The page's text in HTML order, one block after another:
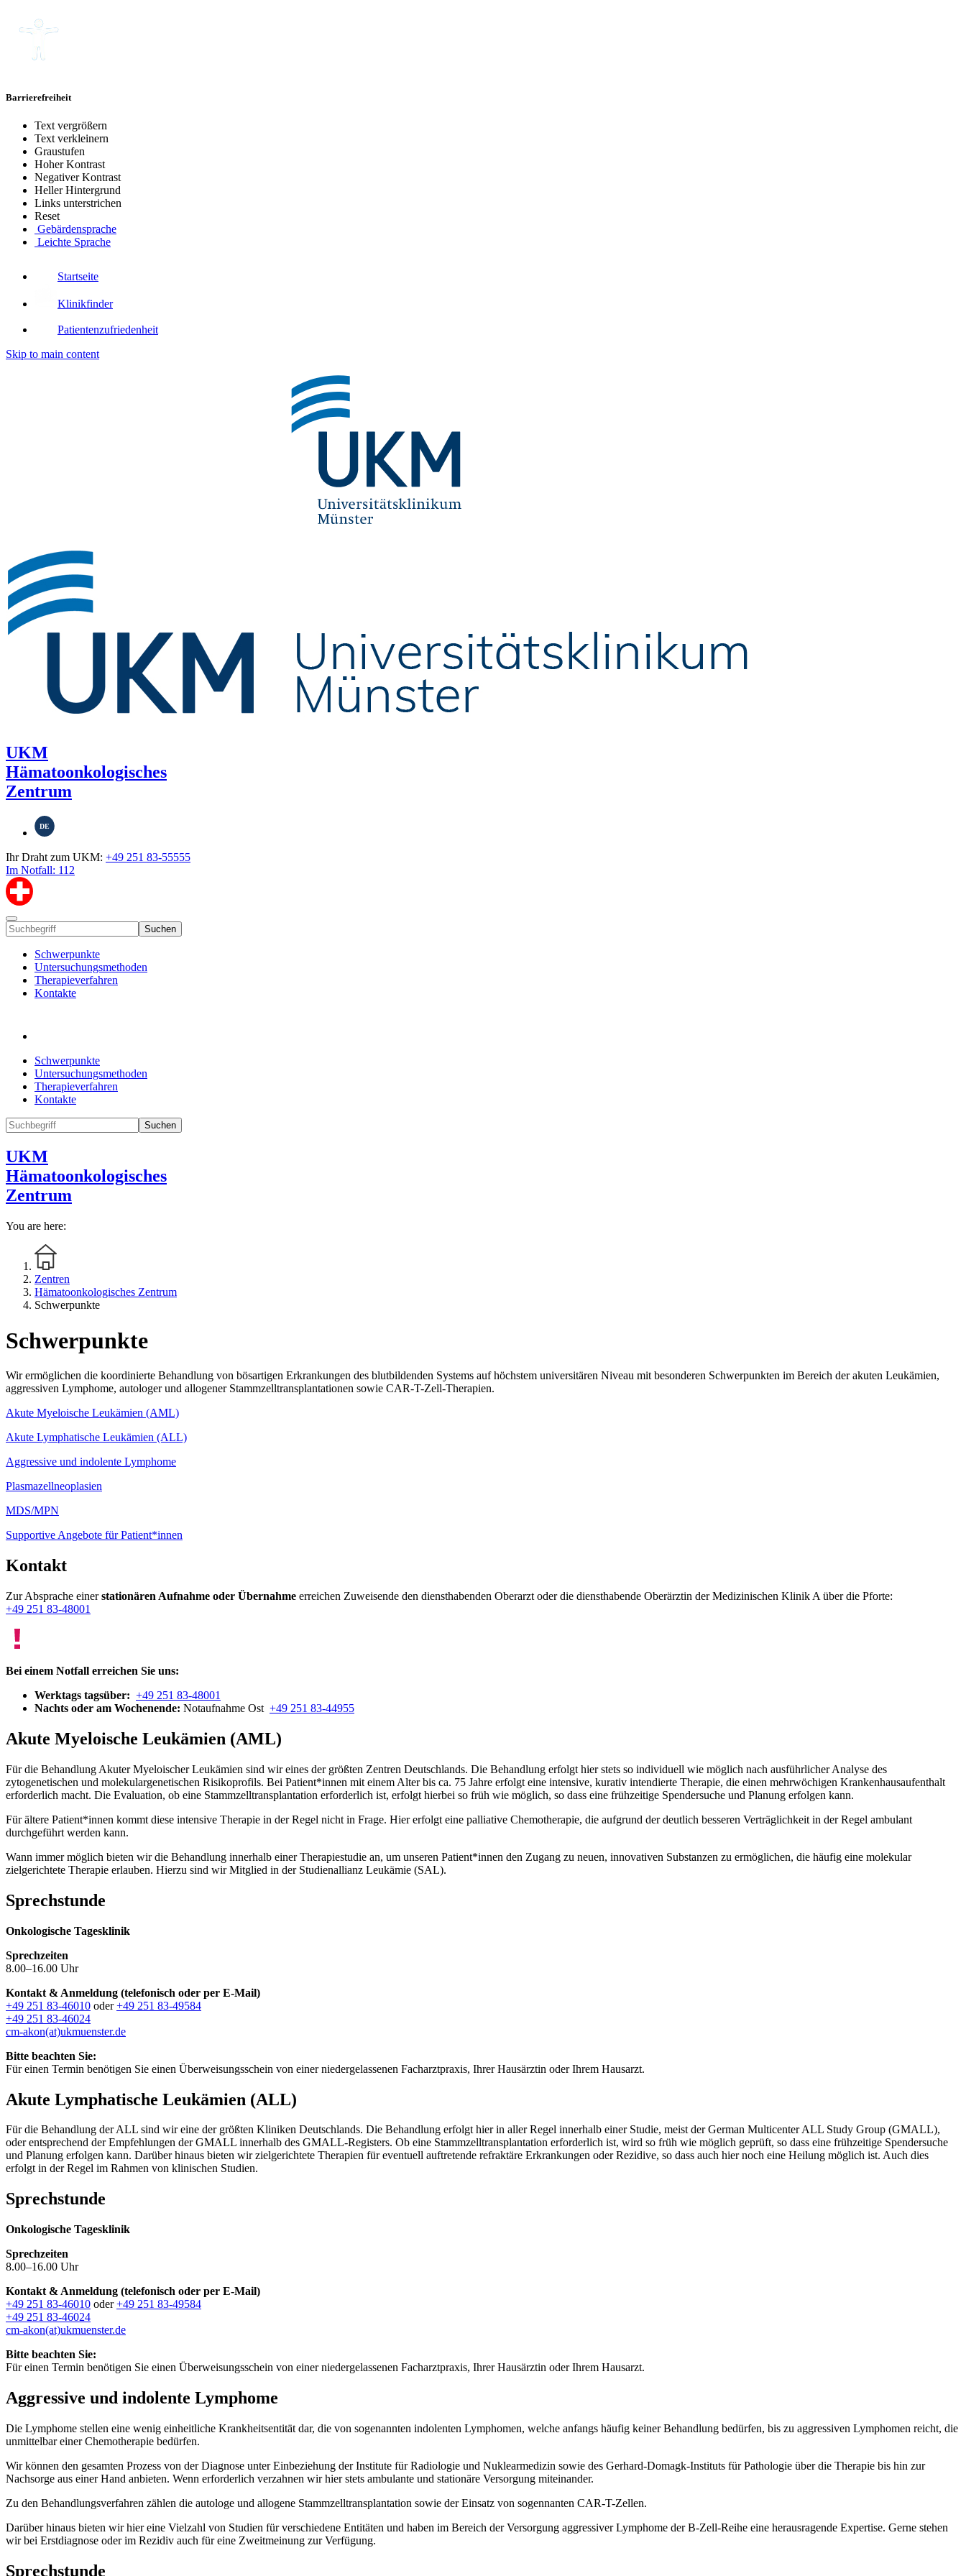
Barrierefreiheit
Text vergrößern
Text verkleinern
Graustufen
Hoher Kontrast
Negativer Kontrast
Heller Hintergrund
Links unterstrichen
Reset
Gebärdensprache
Leichte Sprache
Startseite
Klinikfinder
Patientenzufriedenheit
Skip to main content
UKM
Hämatoonkologisches
Zentrum
DE
Ihr Draht zum UKM: +49 251 83-55555
Im Notfall: 112
Suchen
Schwerpunkte
Untersuchungsmethoden
Therapieverfahren
Kontakte
Schwerpunkte
Untersuchungsmethoden
Therapieverfahren
Kontakte
Suchen
UKM
Hämatoonkologisches
Zentrum
You are here:
Zentren
Hämatoonkologisches Zentrum
Schwerpunkte
Schwerpunkte
Wir ermöglichen die koordinierte Behandlung von bösartigen Erkrankungen des blutbildenden Systems auf höchstem universitären Niveau mit besonderen Schwerpunkten im Bereich der akuten Leukämien,
aggressiven Lymphome, autologer und allogener Stammzelltransplantationen sowie CAR-T-Zell-Therapien.
Akute Myeloische Leukämien (AML)
Akute Lymphatische Leukämien (ALL)
Aggressive und indolente Lymphome
Plasmazellneoplasien
MDS/MPN
Supportive Angebote für Patient*innen
Kontakt
Zur Absprache einerstationären Aufnahme oder Übernahme erreichen Zuweisende den diensthabenden Oberarzt oder die diensthabende Oberärztin der Medizinischen Klinik A über die Pforte:
+49 251 83-48001
Bei einem Notfall erreichen Sie uns:
Werktags tagsüber: +49 251 83-48001
Nachts oder am Wochenende: Notaufnahme Ost +49 251 83-44955
Akute Myeloische Leukämien (AML)
Für die Behandlung Akuter Myeloischer Leukämien sind wir eines der größten Zentren Deutschlands. Die Behandlung erfolgt hier stets so individuell wie möglich nach ausführlicher Analyse des
zytogenetischen und molekulargenetischen Risikoprofils. Bei Patient*innen mit einem Alter bis ca. 75 Jahre erfolgt eine intensive, kurativ intendierte Therapie, die einen mehrwöchigen Krankenhausaufenthalt
erforderlich macht. Die Evaluation, ob eine Stammzelltransplantation erforderlich ist, erfolgt hierbei so früh wie möglich, so dass eine frühzeitige Spendersuche und Planung erfolgen kann.
Für ältere Patient*innen kommt diese intensive Therapie in der Regel nicht in Frage. Hier erfolgt eine palliative Chemotherapie, die aufgrund der deutlich besseren Verträglichkeit in der Regel ambulant
durchgeführt werden kann.
Wann immer möglich bieten wir die Behandlung innerhalb einer Therapiestudie an, um unseren Patient*innen den Zugang zu neuen, innovativen Substanzen zu ermöglichen, die häufig eine molekular
zielgerichtete Therapie erlauben. Hierzu sind wir Mitglied in der Studienallianz Leukämie (SAL).
Sprechstunde
Onkologische Tagesklinik
Sprechzeiten
8.00–16.00 Uhr
Kontakt & Anmeldung (telefonisch oder per E-Mail)
+49 251 83-46010 oder+49 251 83-49584
+49 251 83-46024
cm-akon(at)ukmuenster.de
Bitte beachten Sie:
Für einen Termin benötigen Sie einen Überweisungsschein von einer niedergelassenen Facharztpraxis, Ihrer Hausärztin oder Ihrem Hausarzt.
Akute Lymphatische Leukämien (ALL)
Für die Behandlung der ALL sind wir eine der größten Kliniken Deutschlands. Die Behandlung erfolgt hier in aller Regel innerhalb einer Studie, meist der German Multicenter ALL Study Group (GMALL),
oder entsprechend der Empfehlungen der GMALL innerhalb des GMALL-Registers. Ob eine Stammzelltransplantation erforderlich ist, wird so früh wie möglich geprüft, so dass eine frühzeitige Spendersuche
und Planung erfolgen kann. Darüber hinaus bieten wir zielgerichtete Therapien für eventuell auftretende refraktäre Erkrankungen oder Rezidive, so dass auch hier noch eine Heilung möglich ist. Auch dies
erfolgt in der Regel im Rahmen von klinischen Studien.
Sprechstunde
Onkologische Tagesklinik
Sprechzeiten
8.00–16.00 Uhr
Kontakt & Anmeldung (telefonisch oder per E-Mail)
+49 251 83-46010 oder+49 251 83-49584
+49 251 83-46024
cm-akon(at)ukmuenster.de
Bitte beachten Sie:
Für einen Termin benötigen Sie einen Überweisungsschein von einer niedergelassenen Facharztpraxis, Ihrer Hausärztin oder Ihrem Hausarzt.
Aggressive und indolente Lymphome
Die Lymphome stellen eine wenig einheitliche Krankheitsentität dar, die von sogenannten indolenten Lymphomen, welche anfangs häufig keiner Behandlung bedürfen, bis zu aggressiven Lymphomen reicht, die
unmittelbar einer Chemotherapie bedürfen.
Wir können den gesamten Prozess von der Diagnose unter Einbeziehung der Institute für Radiologie und Nuklearmedizin sowie des Gerhard-Domagk-Instituts für Pathologie über die Therapie bis hin zur
Nachsorge aus einer Hand anbieten. Wenn erforderlich verzahnen wir hier stets ambulante und stationäre Versorgung miteinander.
Zu den Behandlungsverfahren zählen die autologe und allogene Stammzelltransplantation sowie der Einsatz von sogennanten CAR-T-Zellen.
Darüber hinaus bieten wir hier eine Vielzahl von Studien für verschiedene Entitäten und haben im Bereich der Versorgung aggressiver Lymphome der B-Zell-Reihe eine herausragende Expertise. Gerne stehen
wir bei Erstdiagnose oder im Rezidiv auch für eine Zweitmeinung zur Verfügung.
Sprechstunde